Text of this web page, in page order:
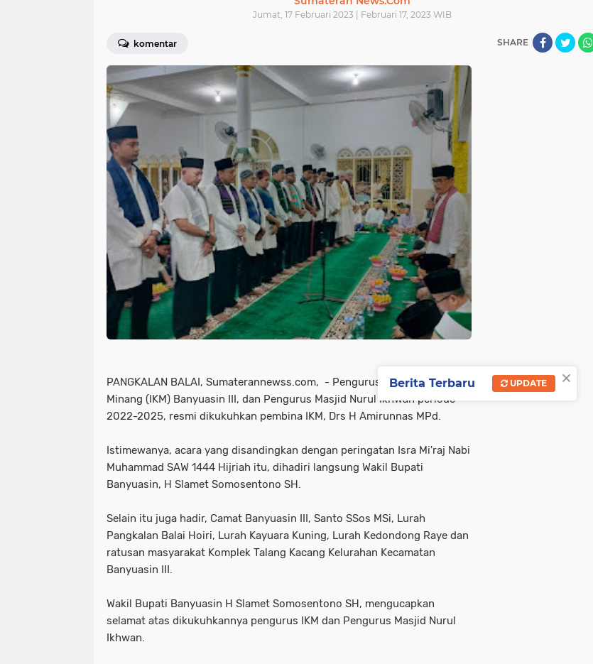
Jumat, 17 Februari 2023 | Februari 17, 2023 WIB
komentar SHARE
PANGKALAN BALAI, Sumaterannewss.com, - Pengurus Ikatan Keluarga
Minang (IKM) Banyuasin III, dan Pengurus Masjid Nurul Ikhwan periode
2022-2025, resmi dikukuhkan pembina IKM, Drs H Amirunnas MPd.
Istimewanya, acara yang disandingkan dengan peringatan Isra Mi'raj Nabi
Muhammad SAW 1444 Hijriah itu, dihadiri langsung Wakil Bupati
Banyuasin, H Slamet Somosentono SH.
Selain itu juga hadir, Camat Banyuasin III, Santo SSos MSi, Lurah
Pangkalan Balai Hoiri, Lurah Kayuara Kuning, Lurah Kedondong Raye dan
ratusan masyarakat Komplek Talang Kacang Kelurahan Kecamatan
Banyuasin III.
Wakil Bupati Banyuasin H Slamet Somosentono SH, mengucapkan
selamat atas dikukuhkannya pengurus IKM dan Pengurus Masjid Nurul
Ikhwan.
×
Berita Terbaru UPDATE